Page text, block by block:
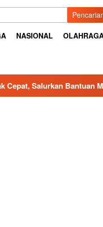
NASIONAL
Bantuan Masyarakat